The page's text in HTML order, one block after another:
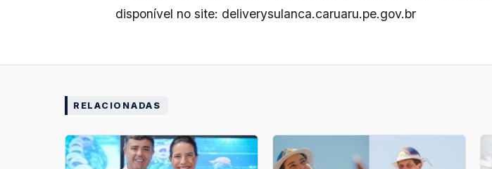
disponível no site: deliverysulanca.caruaru.pe.gov.br
RELACIONADAS